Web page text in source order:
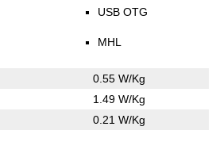
USB OTG
MHL
0.55 W/Kg
1.49 W/Kg
0.21 W/Kg